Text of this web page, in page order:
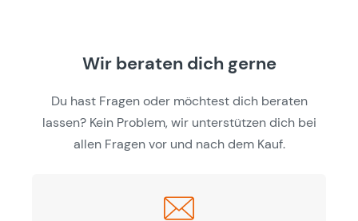
Wir beraten dich gerne
Du hast Fragen oder möchtest dich beraten
lassen? Kein Problem, wir unterstützen dich bei
allen Fragen vor und nach dem Kauf.